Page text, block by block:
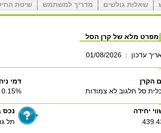
שאלות גולשים מדריך למשתמש שיטת
מפרט מלא של קרן הסל
עדכון :
01/08/2026
הקרן
דמי
סל תלגוב לא צמודות
0.15%
יחידה
נכס
תל